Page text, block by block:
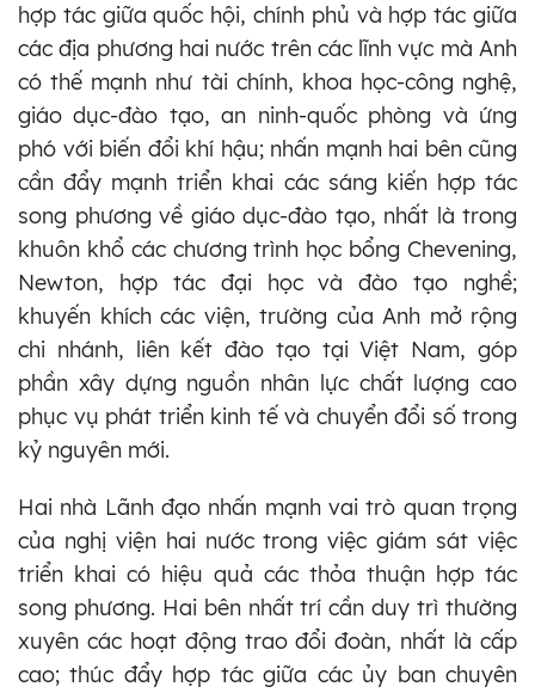
hợp tác giữa quốc hội, chính phủ và hợp tác giữa
các địa phương hai nước trên các lĩnh vực mà Anh
có thế mạnh như tài chính, khoa học-công nghệ,
giáo dục-đào tạo, an ninh-quốc phòng và ứng
phó với biến đổi khí hậu; nhấn mạnh hai bên cũng
cần đẩy mạnh triển khai các sáng kiến hợp tác
song phương về giáo dục-đào tạo, nhất là trong
khuôn khổ các chương trình học bổng Chevening,
Newton, hợp tác đại học và đào tạo nghề;
khuyến khích các viện, trường của Anh mở rộng
chi nhánh, liên kết đào tạo tại Việt Nam, góp
phần xây dựng nguồn nhân lực chất lượng cao
phục vụ phát triển kinh tế và chuyển đổi số trong
kỷ nguyên mới.
Hai nhà Lãnh đạo nhấn mạnh vai trò quan trọng
của nghị viện hai nước trong việc giám sát việc
triển khai có hiệu quả các thỏa thuận hợp tác
song phương. Hai bên nhất trí cần duy trì thường
xuyên các hoạt động trao đổi đoàn, nhất là cấp
cao; thúc đẩy hợp tác giữa các ủy ban chuyên